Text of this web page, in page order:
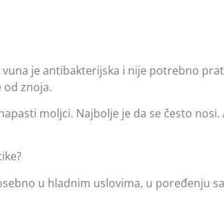
je antibakterijska i nije potrebno
znoja.
moljci. Najbolje je da se često
u hladnim uslovima, u poređenju